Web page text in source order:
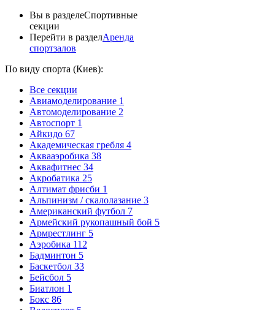
Вы в разделеСпортивные
секции
Перейти в разделАренда
спортзалов
По виду спорта (Киев):
Все секции
Авиамоделирование 1
Автомоделирование 2
Автоспорт 1
Айкидо 67
Академическая гребля 4
Аквааэробика 38
Аквафитнес 34
Акробатика 25
Алтимат фрисби 1
Альпинизм / скалолазание 3
Американский футбол 7
Армейский рукопашный бой 5
Армрестлинг 5
Аэробика 112
Бадминтон 5
Баскетбол 33
Бейсбол 5
Биатлон 1
Бокс 86